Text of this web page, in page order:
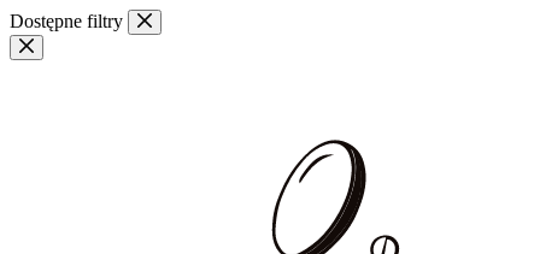
Przejdź
do
treści
Dostępne filtry